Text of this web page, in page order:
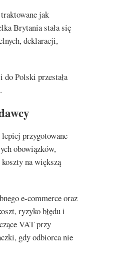
jak
Brytania stała się
deklaracji,
Polski przestała
przygotowane
obowiązków,
na większą
e-commerce oraz
ryzyko błędu i
VAT przy
gdy odbiorca nie